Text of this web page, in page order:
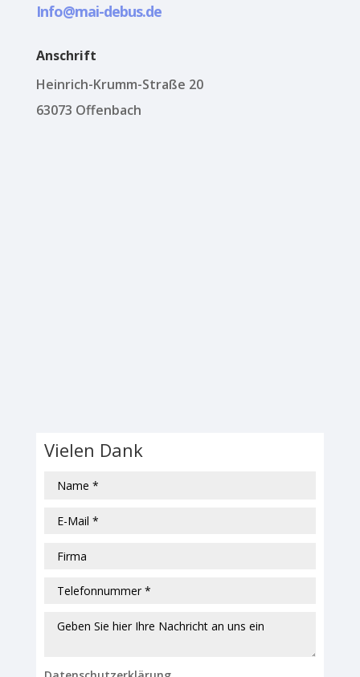
Info@mai-debus.de
Anschrift
Heinrich-Krumm-Straße 20
63073 Offenbach
Vielen Dank